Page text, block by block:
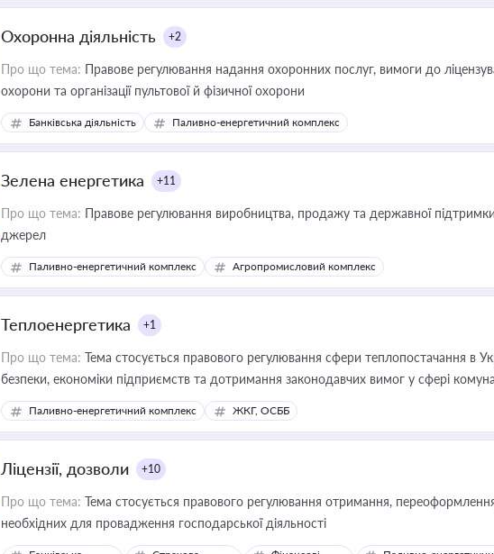
Охоронна діяльність +2
Про що тема: Правове регулювання надання охоронних послуг, вимоги до
охорони та організації пультової й фізичної охорони
Банківська діяльність Паливно-енергетичний комплекс
Зелена енергетика +11
Про що тема: Правове регулювання виробництва, продажу та державної підтримки
джерел
Паливно-енергетичний комплекс Агропромисловий комплекс
Теплоенергетика +1
Про що тема: Тема стосується правового регулювання сфери теплопостачання в
безпеки, економіки підприємств та дотримання законодавчих вимог у сфері
Паливно-енергетичний комплекс ЖКГ, ОСББ
Ліцензії, дозволи +10
Про що тема: Тема стосується правового регулювання отримання,
необхідних для провадження господарської діяльності